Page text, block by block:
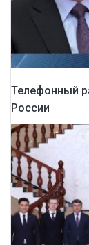
Телефонный
России